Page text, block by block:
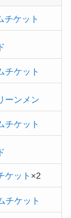
チケット
チケット
ーンメン
チケット
ケット ×2
チケット